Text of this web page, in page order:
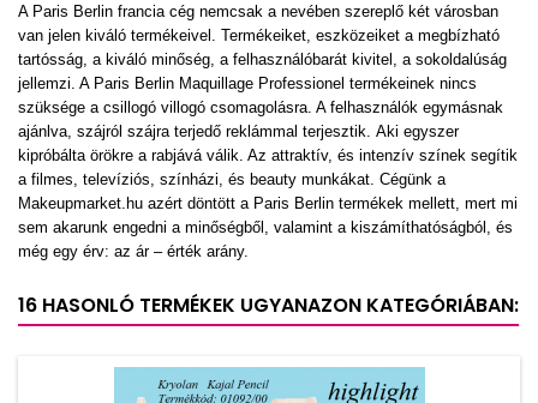
A Paris Berlin francia cég nemcsak a nevében szereplő két városban
van jelen kiváló termékeivel. Termékeiket, eszközeiket a megbízható
tartósság, a kiváló minőség, a felhasználóbarát kivitel, a sokoldalúság
jellemzi. A Paris Berlin Maquillage Professionel termékeinek nincs
szüksége a csillogó villogó csomagolásra. A felhasználók egymásnak
ajánlva, szájról szájra terjedő reklámmal terjesztik. Aki egyszer
kipróbálta örökre a rabjává válik. Az attraktív, és intenzív színek segítik
a filmes, televíziós, színházi, és beauty munkákat. Cégünk a
Makeupmarket.hu azért döntött a Paris Berlin termékek mellett, mert mi
sem akarunk engedni a minőségből, valamint a kiszámíthatóságból, és
még egy érv: az ár – érték arány.
16 HASONLÓ TERMÉKEK UGYANAZON KATEGÓRIÁBAN: